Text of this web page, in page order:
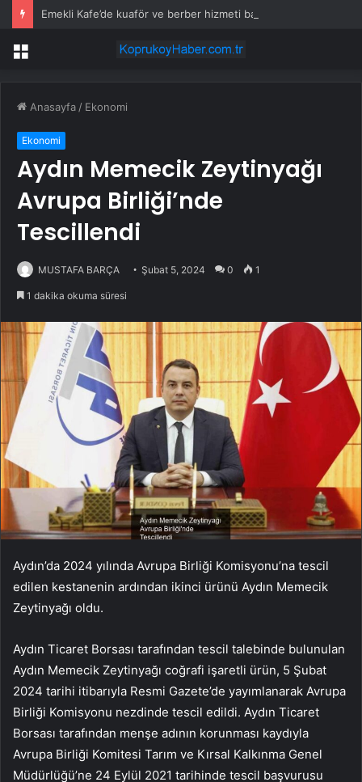
Emekli Kafe’de kuaför ve berber hizmeti başladı
Menü
Anasayfa / Ekonomi
Ekonomi
Aydın Memecik Zeytinyağı
Avrupa Birliği’nde
Tescillendi
MUSTAFA BARÇA Şubat 5, 2024 0 1
1 dakika okuma süresi
Aydın’da 2024 yılında Avrupa Birliği Komisyonu’na tescil
edilen kestanenin ardından ikinci ürünü Aydın Memecik
Zeytinyağı oldu.
Aydın Ticaret Borsası tarafından tescil talebinde bulunulan
Aydın Memecik Zeytinyağı coğrafi işaretli ürün, 5 Şubat
2024 tarihi itibarıyla Resmi Gazete’de yayımlanarak Avrupa
Birliği Komisyonu nezdinde tescil edildi. Aydın Ticaret
Borsası tarafından menşe adının korunması kaydıyla
Avrupa Birliği Komitesi Tarım ve Kırsal Kalkınma Genel
Müdürlüğü’ne 24 Eylül 2021 tarihinde tescil başvurusu